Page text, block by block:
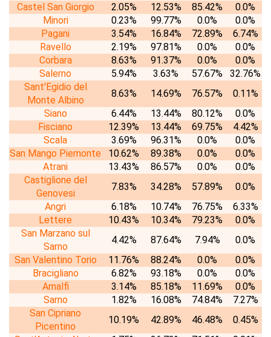
Castel San Giorgio
2.05% 12.53% 85.42%
0.0%
Minori
0.23% 99.77% 0.0%
0.0%
Pagani
3.54% 16.84% 72.89%
6.74%
Ravello
2.19% 97.81% 0.0%
0.0%
Corbara
8.63% 91.37% 0.0%
0.0%
Salerno
5.94% 3.63% 57.67%
32.76%
Sant'Egidio del
Monte Albino
8.63% 14.69% 76.57%
0.11%
Siano
6.44% 13.44% 80.12%
0.0%
Fisciano
12.39% 13.44% 69.75%
4.42%
Scala
3.69% 96.31% 0.0%
0.0%
San Mango Piemonte
10.62% 89.38% 0.0%
0.0%
Atrani
13.43% 86.57% 0.0%
0.0%
Castiglione del
Genovesi
7.83% 34.28% 57.89%
0.0%
Angri
6.18% 10.74% 76.75%
6.33%
Lettere
10.43% 10.34% 79.23%
0.0%
San Marzano sul
Sarno
4.42% 87.64% 7.94%
0.0%
San Valentino Torio
11.76% 88.24% 0.0%
0.0%
Bracigliano
6.82% 93.18% 0.0%
0.0%
Amalfi
3.14% 85.18% 11.69%
0.0%
Sarno
1.82% 16.08% 74.84%
7.27%
San Cipriano
Picentino
10.19% 42.89% 46.48%
0.45%